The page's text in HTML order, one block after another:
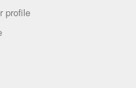
profile